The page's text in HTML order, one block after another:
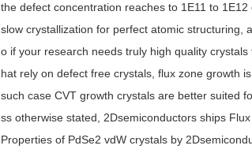
the defect concentration reaches to 1E11 to
slow crystallization for perfect atomic structuring,
o if your research needs truly high quality
hat rely on defect free crystals, flux zone growth
such case CVT growth crystals are better suited
ss otherwise stated, 2Dsemiconductors ships
Properties of PdSe2 vdW crystals by